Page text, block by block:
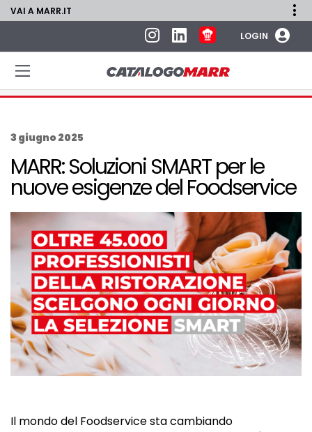
VAI A MARR.IT
LOGIN
3 giugno 2025
MARR: Soluzioni SMART per le
nuove esigenze del Foodservice
Il mondo del Foodservice sta cambiando